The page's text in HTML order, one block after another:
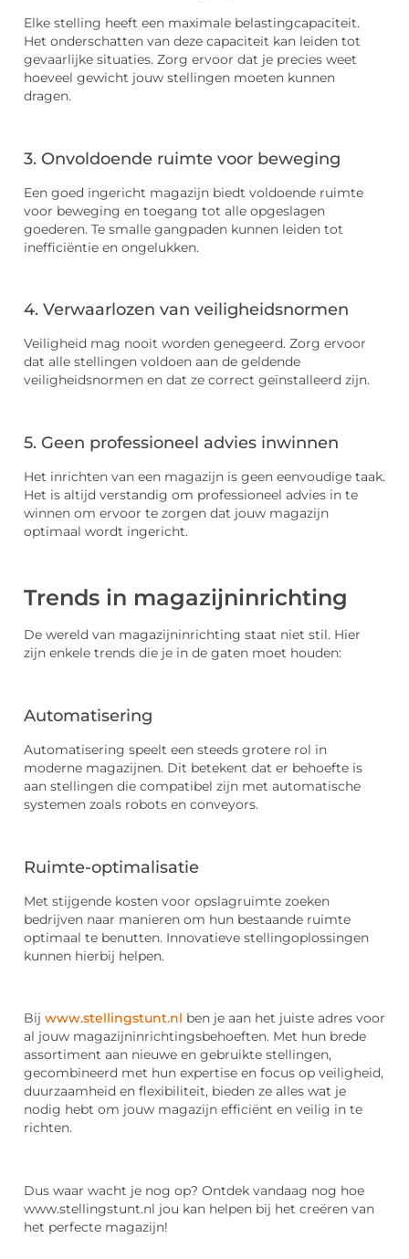
Elke stelling heeft een maximale belastingcapaciteit.
Het onderschatten van deze capaciteit kan leiden tot
gevaarlijke situaties. Zorg ervoor dat je precies weet
hoeveel gewicht jouw stellingen moeten kunnen
dragen.
3. Onvoldoende ruimte voor beweging
Een goed ingericht magazijn biedt voldoende ruimte
voor beweging en toegang tot alle opgeslagen
goederen. Te smalle gangpaden kunnen leiden tot
inefficiëntie en ongelukken.
4. Verwaarlozen van veiligheidsnormen
Veiligheid mag nooit worden genegeerd. Zorg ervoor
dat alle stellingen voldoen aan de geldende
veiligheidsnormen en dat ze correct geïnstalleerd zijn.
5. Geen professioneel advies inwinnen
Het inrichten van een magazijn is geen eenvoudige taak.
Het is altijd verstandig om professioneel advies in te
winnen om ervoor te zorgen dat jouw magazijn
optimaal wordt ingericht.
Trends in magazijninrichting
De wereld van magazijninrichting staat niet stil. Hier
zijn enkele trends die je in de gaten moet houden:
Automatisering
Automatisering speelt een steeds grotere rol in
moderne magazijnen. Dit betekent dat er behoefte is
aan stellingen die compatibel zijn met automatische
systemen zoals robots en conveyors.
Ruimte-optimalisatie
Met stijgende kosten voor opslagruimte zoeken
bedrijven naar manieren om hun bestaande ruimte
optimaal te benutten. Innovatieve stellingoplossingen
kunnen hierbij helpen.
Bij www.stellingstunt.nl ben je aan het juiste adres voor
al jouw magazijninrichtingsbehoeften. Met hun brede
assortiment aan nieuwe en gebruikte stellingen,
gecombineerd met hun expertise en focus op veiligheid,
duurzaamheid en flexibiliteit, bieden ze alles wat je
nodig hebt om jouw magazijn efficiënt en veilig in te
richten.
Dus waar wacht je nog op? Ontdek vandaag nog hoe
www.stellingstunt.nl jou kan helpen bij het creëren van
het perfecte magazijn!